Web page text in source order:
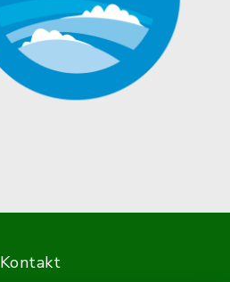
Kontakt